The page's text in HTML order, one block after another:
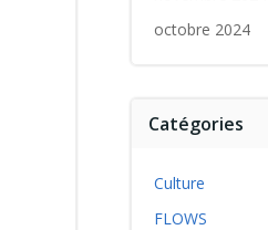
octobre 2024
Catégories
Culture
FLOWS